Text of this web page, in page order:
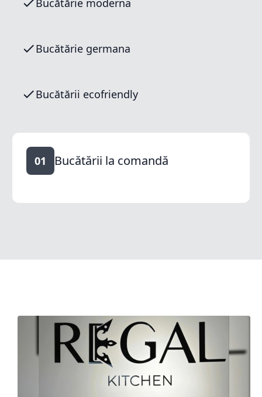
Bucătărie moderna
Bucătărie germana
Bucătării ecofriendly
01 Bucătării la comandă